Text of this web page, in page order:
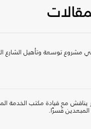
مشروع توسعة وتأهيل الشارع
يناقش مع قيادة مكتب الخدمة
قسرًا.